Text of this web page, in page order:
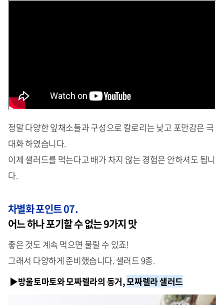
정말 다양한 잎채소들과 구성으로 칼로리는 낮고 포만감은 극
대화 하였습니다.
이제 샐러드를 먹는다고 배가 차지 않는 경험은 안하셔도 됩니
다.
차별화 포인트 07.
어느 하나 포기할 수 없는 9가지 맛
좋은 것도 계속 먹으면 물릴 수 있죠!
그래서 다양하게 준비했습니다. 샐러드 9종.
▶방울토마토와 모짜렐라의 동거,모짜렐라 샐러드